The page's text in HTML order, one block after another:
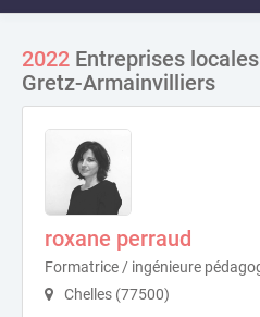
2022 Entreprises
Gretz-Armainvilliers
roxane perraud
Formatrice / ingénieure
Chelles (77500)